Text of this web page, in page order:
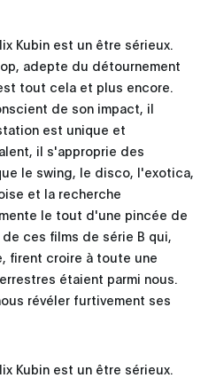
Kubin est un être sérieux.
adepte du détournement
tout cela et plus encore.
de son impact, il
est unique et
il s'approprie des
le swing, le disco, l'exotica,
et la recherche
le tout d'une pincée de
ces films de série B qui,
firent croire à toute une
étaient parmi nous.
révéler furtivement ses
Kubin est un être sérieux.